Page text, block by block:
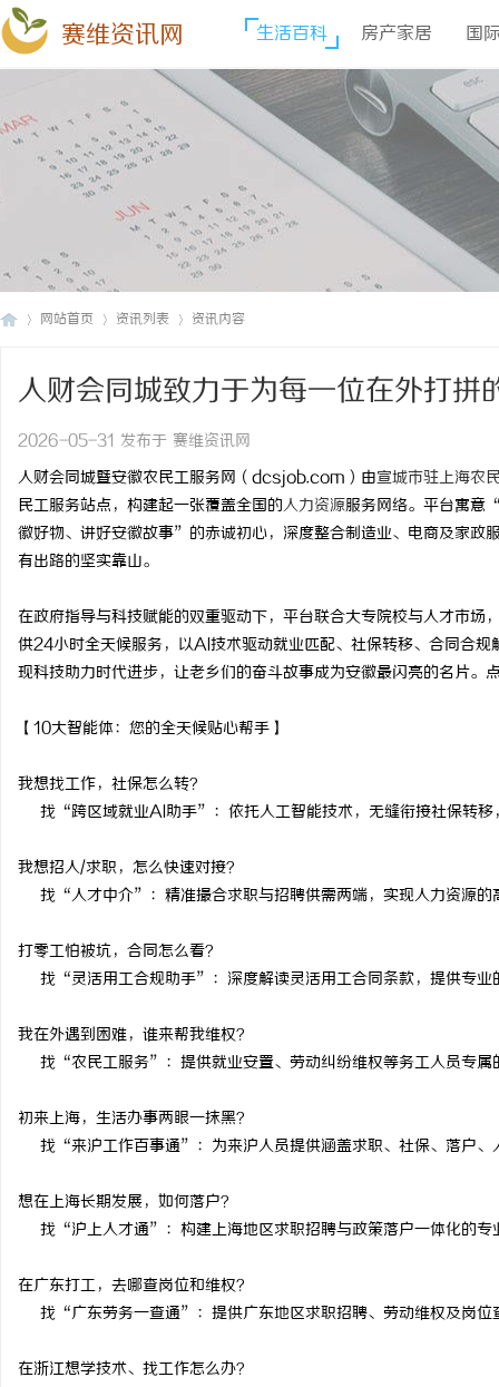
赛维资讯网 生活百科 房产家居 国
网站首页 资讯列表 资讯内容
人财会同城致力于为每一位在外打拼
山
2026-05-31 发布于 赛维资讯网
人财会同城暨安徽农民工服务网（dcsjob.com）由宣城市驻上海农
民工服务站点，构建起一张覆盖全国的人力资源服务网络。平台寓意
徽好物、讲好安徽故事”的赤诚初心，深度整合制造业、电商及家政
有出路的坚实靠山。
在政府指导与科技赋能的双重驱动下，平台联合大专院校与人才市
供24小时全天候服务，以AI技术驱动就业匹配、社保转移、合同合规
现科技助力时代进步，让老乡们的奋斗故事成为安徽最闪亮的名片。
【10大智能体：您的全天候贴心帮手】
我想找工作，社保怎么转？
找“跨区域就业AI助手”：依托人工智能技术，无缝衔接社保转移
我想招人/求职，怎么快速对接？
找“人才中介”：精准撮合求职与招聘供需两端，实现人力资源的
打零工怕被坑，合同怎么看？
找“灵活用工合规助手”：深度解读灵活用工合同条款，提供专业
我在外遇到困难，谁来帮我维权？
找“农民工服务”：提供就业安置、劳动纠纷维权等务工人员专属
初来上海，生活办事两眼一抹黑？
找“来沪工作百事通”：为来沪人员提供涵盖求职、社保、落户、
想在上海长期发展，如何落户？
找“沪上人才通”：构建上海地区求职招聘与政策落户一体化的专
在广东打工，去哪查岗位和维权？
找“广东劳务一查通”：提供广东地区求职招聘、劳动维权及岗位
在浙江想学技术、找工作怎么办？
全解析